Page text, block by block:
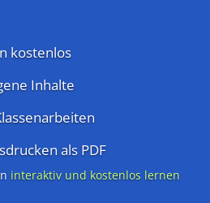
kostenlos
Inhalte
als PDF
interaktiv und kostenlos lernen